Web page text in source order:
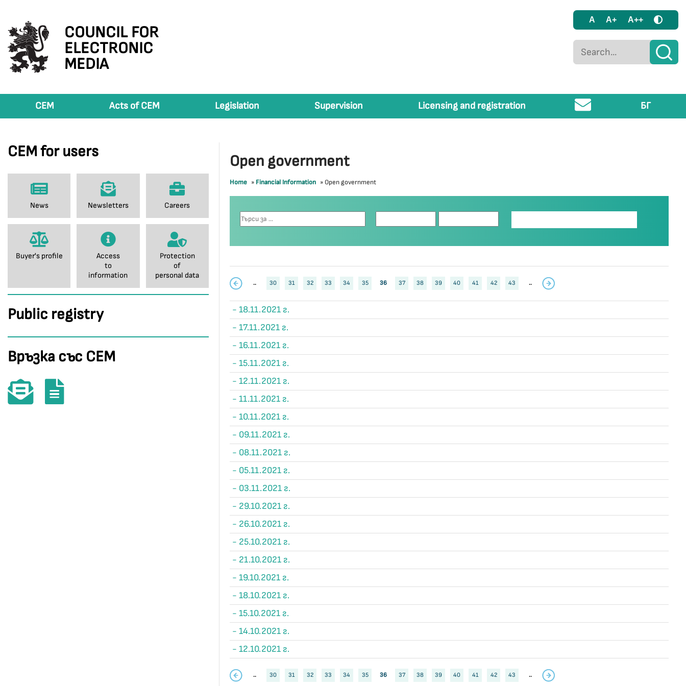
COUNCIL FOR
ELECTRONIC
MEDIA
A A+ A++
CEM Acts of CEM Legislation Supervision Licensing and registration БГ
CEM for users
News Newsletters Careers
Buyer's profile
Access
to
information
Protection
of
personal data
Public registry
Връзка със СЕМ
Open government
Home » Financial Information » Open government
.. 30 31 32 33 34 35 36 37 38 39 40 41 42 43 ..
- 18.11.2021 г.
- 17.11.2021 г.
- 16.11.2021 г.
- 15.11.2021 г.
- 12.11.2021 г.
- 11.11.2021 г.
- 10.11.2021 г.
- 09.11.2021 г.
- 08.11.2021 г.
- 05.11.2021 г.
- 03.11.2021 г.
- 29.10.2021 г.
- 26.10.2021 г.
- 25.10.2021 г.
- 21.10.2021 г.
- 19.10.2021 г.
- 18.10.2021 г.
- 15.10.2021 г.
- 14.10.2021 г.
- 12.10.2021 г.
.. 30 31 32 33 34 35 36 37 38 39 40 41 42 43 ..